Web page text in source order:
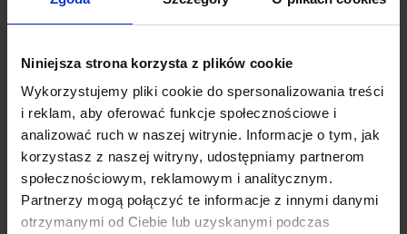
Niniejsza strona korzysta z plików cookie
Wykorzystujemy pliki cookie do spersonalizowania treści
i reklam, aby oferować funkcje społecznościowe i
analizować ruch w naszej witrynie. Informacje o tym, jak
korzystasz z naszej witryny, udostępniamy partnerom
społecznościowym, reklamowym i analitycznym.
Partnerzy mogą połączyć te informacje z innymi danymi
otrzymanymi od Ciebie lub uzyskanymi podczas